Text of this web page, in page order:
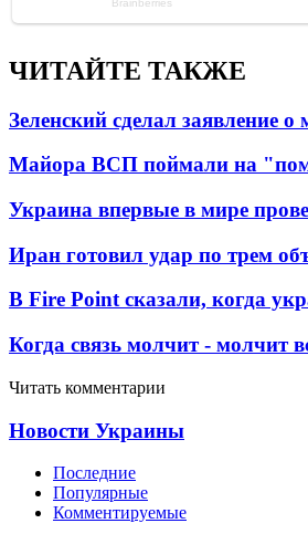
ЧИТАЙТЕ ТАКЖЕ
Зеленский сделал заявление
Майора ВСП поймали на
Украина впервые в мире
Иран готовил удар по трем
В Fire Point сказали, когда
Когда связь молчит - молчит
Читать комментарии
Новости Украины
Последние
Популярные
Комментируемые